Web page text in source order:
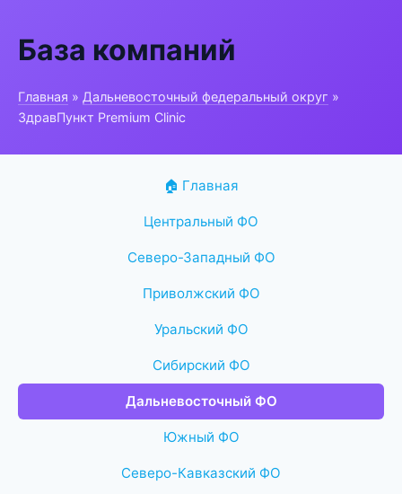
База компаний
Главная » Дальневосточный федеральный округ »
ЗдравПункт Premium Clinic
🏠 Главная
Центральный ФО
Северо-Западный ФО
Приволжский ФО
Уральский ФО
Сибирский ФО
Дальневосточный ФО
Южный ФО
Северо-Кавказский ФО